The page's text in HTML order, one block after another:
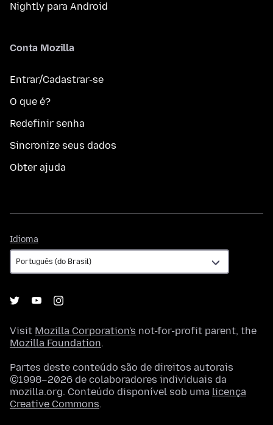
Nightly para Android
Conta Mozilla
Entrar/Cadastrar-se
O que é?
Redefinir senha
Sincronize seus dados
Obter ajuda
Idioma
Visit Mozilla Corporation's not-for-profit parent, the
Mozilla Foundation.
Partes deste conteúdo são de direitos autorais
©1998–2026 de colaboradores individuais da
mozilla.org. Conteúdo disponível sob uma licença
Creative Commons.